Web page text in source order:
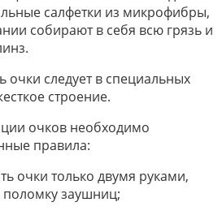
салфетки из микрофибры,
собирают в себя всю грязь и
очки следует в специальных
строение.
очков необходимо
правила:
очки только двумя руками,
заушниц;